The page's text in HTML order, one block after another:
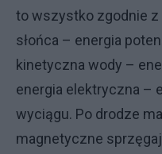
to wszystko zgodnie z
słońca – energia
kinetyczna wody –
energia elektryczna –
wyciągu. Po drodze
magnetyczne